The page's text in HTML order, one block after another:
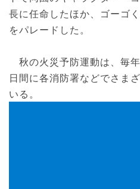
長に任命したほか、ゴーゴ
をパレードした。
秋の火災予防運動は、毎
日間に各消防署などでさま
いる。